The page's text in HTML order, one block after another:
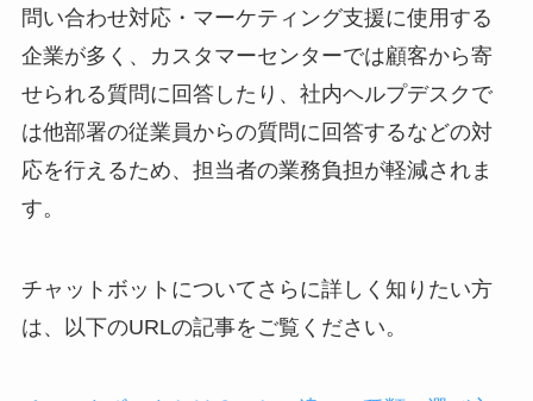
問い合わせ対応・マーケティング支援に使用する
企業が多く、カスタマーセンターでは顧客から寄
せられる質問に回答したり、社内ヘルプデスクで
は他部署の従業員からの質問に回答するなどの対
応を行えるため、担当者の業務負担が軽減されま
す。
チャットボットについてさらに詳しく知りたい方
は、以下のURLの記事をご覧ください。